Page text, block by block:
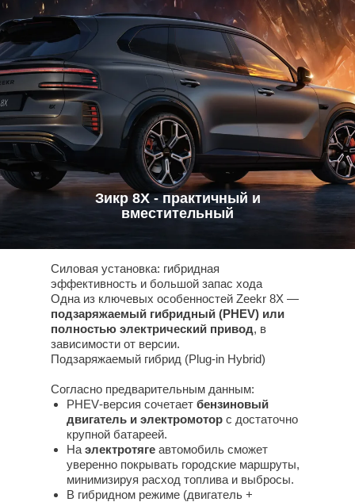
Зикр 8Х - практичный и
вместительный
Силовая установка: гибридная
эффективность и большой запас хода
Одна из ключевых особенностей Zeekr 8X —
подзаряжаемый гибридный (PHEV) или
полностью электрический привод, в
зависимости от версии.
Подзаряжаемый гибрид (Plug‑in Hybrid)
Согласно предварительным данным:
PHEV‑версия сочетает бензиновый
двигатель и электромотор с достаточно
крупной батареей.
На электротяге автомобиль сможет
уверенно покрывать городские маршруты,
минимизируя расход топлива и выбросы.
В гибридном режиме (двигатель +